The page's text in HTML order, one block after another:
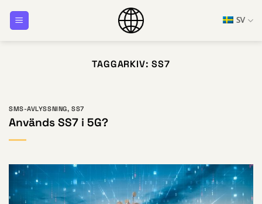
SV
TAGGARKIV:SS7
SMS-AVLYSSNING, SS7
Används SS7 i 5G?